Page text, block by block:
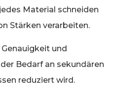
Material schneiden
Stärken verarbeiten.
Genauigkeit und
Bedarf an sekundären
reduziert wird.